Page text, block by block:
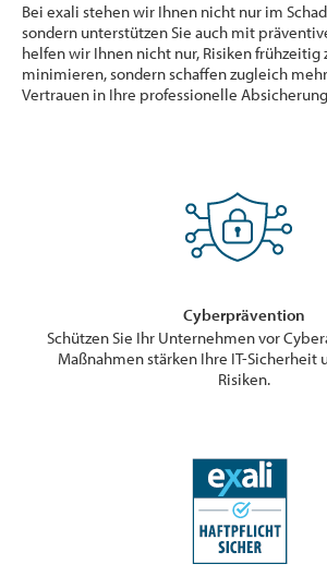
Bei exali stehen wir Ihnen nicht nur im
sondern unterstützen Sie auch mit
helfen wir Ihnen nicht nur, Risiken frühzeitig
minimieren, sondern schaffen zugleich
Vertrauen in Ihre professionelle
Cyberprävention
Schützen Sie Ihr Unternehmen vor
Maßnahmen stärken Ihre IT-
Risiken.